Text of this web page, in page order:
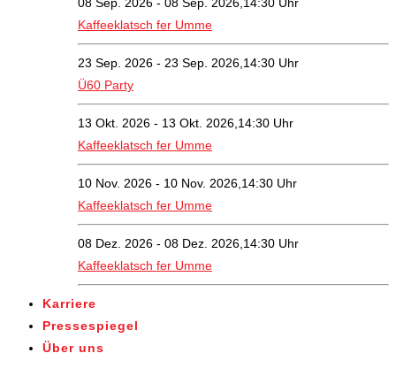
Kaffeeklatsch fer Umme
23 Sep. 2026 - 23 Sep. 2026,14:30 Uhr
Ü60 Party
13 Okt. 2026 - 13 Okt. 2026,14:30 Uhr
Kaffeeklatsch fer Umme
10 Nov. 2026 - 10 Nov. 2026,14:30 Uhr
Kaffeeklatsch fer Umme
08 Dez. 2026 - 08 Dez. 2026,14:30 Uhr
Kaffeeklatsch fer Umme
Karriere
Pressespiegel
Über uns